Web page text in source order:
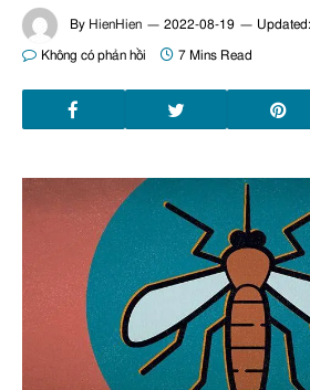
By HienHien 2022-08-19 Updated:
Không có phản hồi 7 Mins Read